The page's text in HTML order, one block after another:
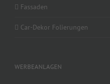
Fassaden
Car-Dekor Folierungen
WERBEANLAGEN